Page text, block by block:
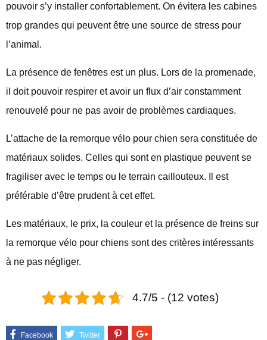
pouvoir s’y installer confortablement. On évitera les cabines
trop grandes qui peuvent être une source de stress pour
l’animal.
La présence de fenêtres est un plus. Lors de la promenade,
il doit pouvoir respirer et avoir un flux d’air constamment
renouvelé pour ne pas avoir de problèmes cardiaques.
L’attache de la remorque vélo pour chien sera constituée de
matériaux solides. Celles qui sont en plastique peuvent se
fragiliser avec le temps ou le terrain caillouteux. Il est
préférable d’être prudent à cet effet.
Les matériaux, le prix, la couleur et la présence de freins sur
la remorque vélo pour chiens sont des critères intéressants
à ne pas négliger.
4.7/5 - (12 votes)